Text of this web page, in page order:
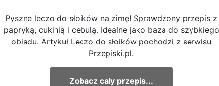
Pyszne leczo do słoików na zimę! Sprawdzony przepis z
papryką, cukinią i cebulą. Idealne jako baza do szybkiego
obiadu. Artykuł Leczo do słoików pochodzi z serwisu
Przepiski.pl.
Zobacz cały przepis...